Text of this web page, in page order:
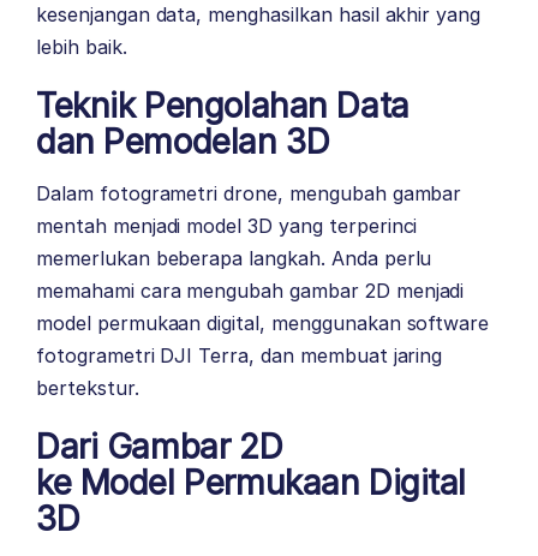
kesenjangan data, menghasilkan hasil akhir yang
lebih baik.
Teknik Pengolahan Data
dan Pemodelan 3D
Dalam fotogrametri drone, mengubah gambar
mentah menjadi model 3D yang terperinci
memerlukan beberapa langkah. Anda perlu
memahami cara mengubah gambar 2D menjadi
model permukaan digital, menggunakan software
fotogrametri DJI Terra, dan membuat jaring
bertekstur.
Dari Gambar 2D
ke Model Permukaan Digital
3D